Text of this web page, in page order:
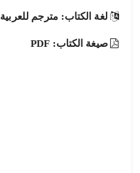
لغة الكتاب: مترجم للعربية
صيغة الكتاب: PDF